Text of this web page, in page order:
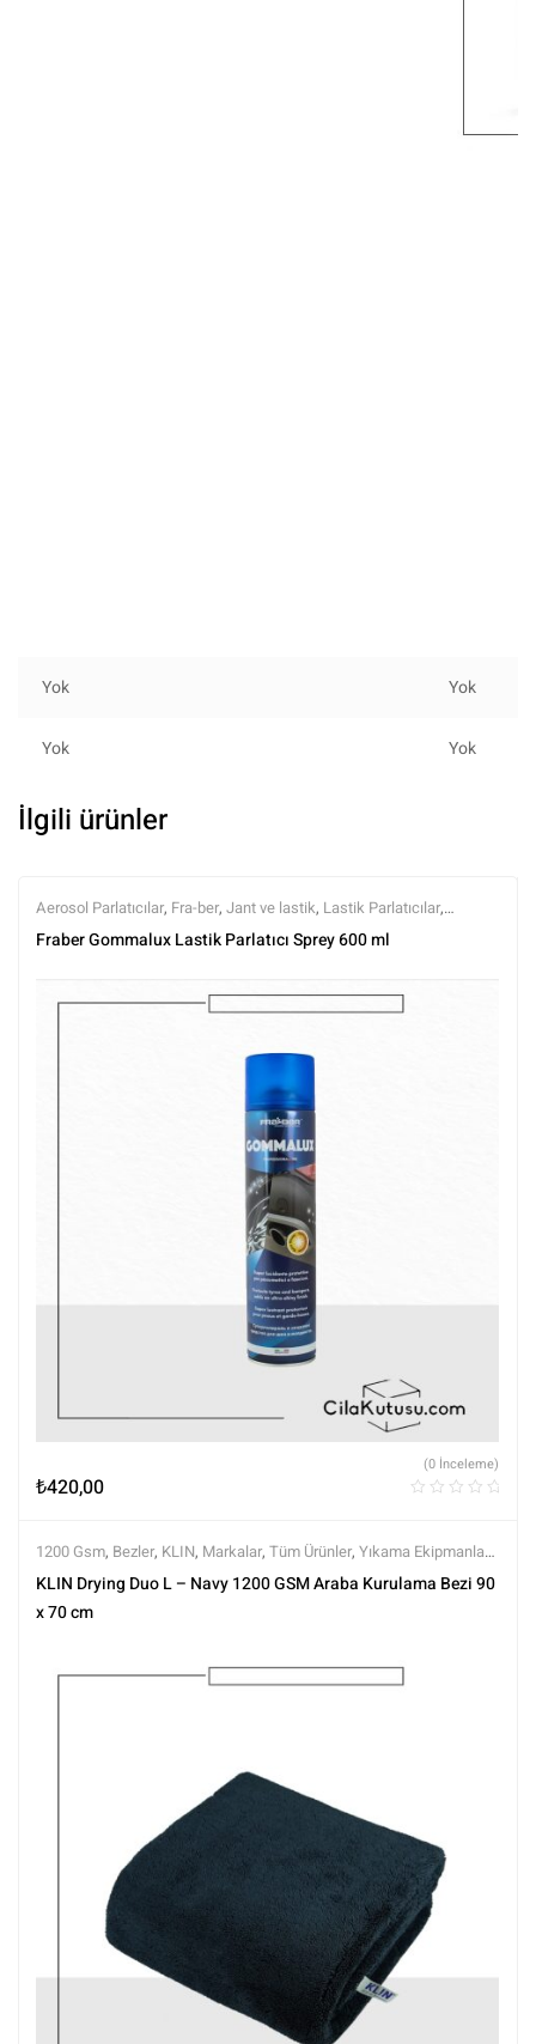
Yok Yok
Yok Yok
İlgili ürünler
Aerosol Parlatıcılar, Fra-ber, Jant ve lastik, Lastik Parlatıcılar,
Markalar,Tüm Ürünler ,Yıkama Ürünleri
Fraber Gommalux Lastik Parlatıcı Sprey 600 ml
₺420,00
(0 İnceleme)
1200 Gsm, Bezler, KLIN, Markalar, Tüm Ürünler, Yıkama Ekipmanları,
Yıkama Ürünleri
KLIN Drying Duo L – Navy 1200 GSM Araba Kurulama Bezi 90
x 70 cm